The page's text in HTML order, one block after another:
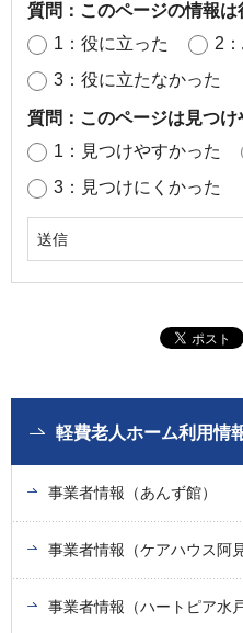
質問：このページの情報は
1：役に立った
2
3：役に立たなかった
質問：このページは見つけ
1：見つけやすかった
3：見つけにくかった
軽費老人ホーム利用情
事業者情報（あんず館）
事業者情報（ケアハウス阿
事業者情報（ハートピア水戸